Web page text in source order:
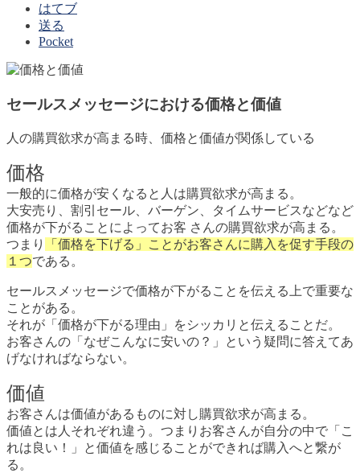
はてブ
送る
Pocket
セールスメッセージにおける価格と価値
人の購買欲求が高まる時、価格と価値が関係している
価格
一般的に価格が安くなると人は購買欲求が高まる。
大安売り、割引セール、バーゲン、タイムサービスなどなど
価格が下がることによってお客 さんの購買欲求が高まる。
つまり
「価格を下げる」ことがお客さんに購入を促す手段の
１つである。
セールスメッセージで価格が下がることを伝える上で重要な
ことがある。
それが「価格が下がる理由」をシッカリと伝えることだ。
お客さんの「なぜこんなに安いの？」という疑問に答えてあ
げなければならない。
価値
お客さんは価値があるものに対し購買欲求が高まる。
価値とは人それぞれ違う。つまりお客さんが自分の中で「こ
れは良い！」と価値を感じることができれば購入へと繋が
る。